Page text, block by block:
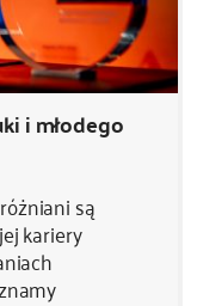
i młodego
są
kariery